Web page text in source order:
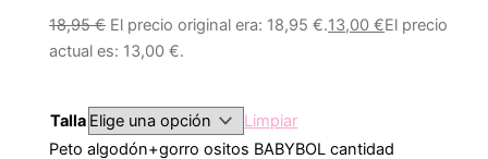
18,95€ El precio original era: 18,95 €.13,00€El precio
actual es: 13,00 €.
Talla
Limpiar
Peto algodón+gorro ositos BABYBOL cantidad